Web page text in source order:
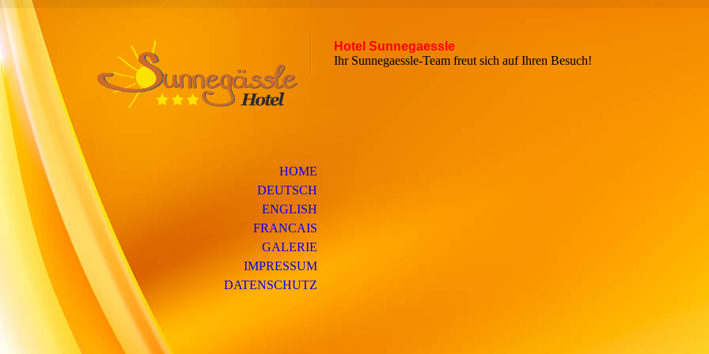
Hotel Sunnegaessle
Ihr Sunnegaessle-Team freut sich auf Ihren
HOME
DEUTSCH
ENGLISH
FRANCAIS
GALERIE
IMPRESSUM
DATENSCHUTZ